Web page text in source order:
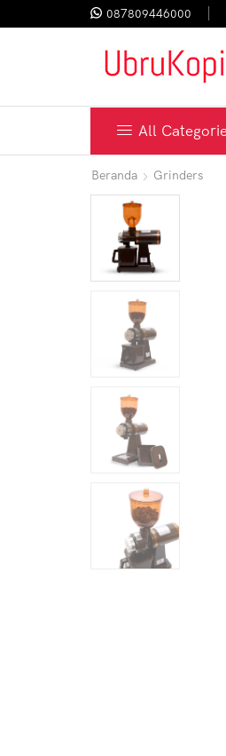
087809446000
All
Beranda Grinders